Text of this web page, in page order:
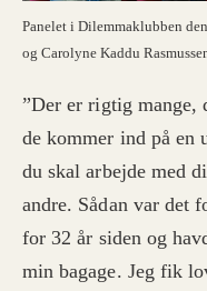
Panelet i Dilemmaklubben
og Carolyne Kaddu
”Der er rigtig mange,
de kommer ind på en
du skal arbejde med
andre. Sådan var det
for 32 år siden og
min bagage. Jeg fik